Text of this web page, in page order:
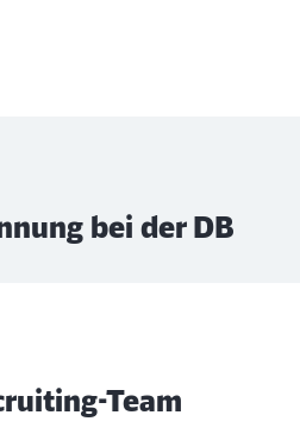
bei der DB
Team